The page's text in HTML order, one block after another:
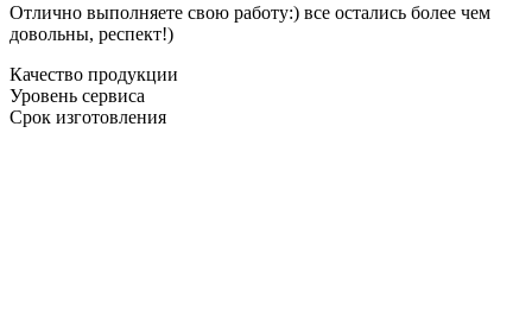
Отлично выполняете свою работу:) все остались более чем
довольны, респект!)
Качество продукции
Уровень сервиса
Срок изготовления